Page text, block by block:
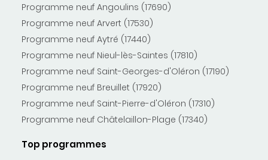
Programme neuf Angoulins (17690)
Programme neuf Arvert (17530)
Programme neuf Aytré (17440)
Programme neuf Nieul-lès-Saintes (17810)
Programme neuf Saint-Georges-d'Oléron (17190)
Programme neuf Breuillet (17920)
Programme neuf Saint-Pierre-d'Oléron (17310)
Programme neuf Châtelaillon-Plage (17340)
Top programmes